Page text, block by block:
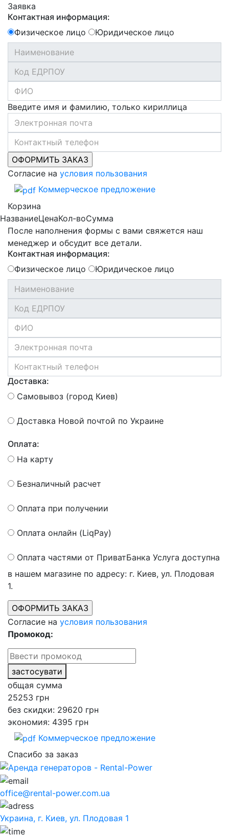
Заявка
Контактная информация:
Физическое лицо
Юридическое лицо
Введите имя и фамилию, только кириллица
Согласие на условия пользования
Коммерческое предложение
Корзина
НазваниеЦенаКол-воСумма
После наполнения формы с вами свяжется наш
менеджер и обсудит все детали.
Контактная информация:
Физическое лицо
Юридическое лицо
Доставка:
Самовывоз (город Киев)
Доставка Новой почтой по Украине
Оплата:
На карту
Безналичный расчет
Оплата при получении
Оплата онлайн (LiqPay)
Оплата частями от ПриватБанка Услуга доступна
в нашем магазине по адресу: г. Киев, ул. Плодовая
1.
Согласие на условия пользования
Промокод:
застосувати
общая сумма
25253 грн
без скидки: 29620 грн
экономия: 4395 грн
Коммерческое предложение
Спасибо за заказ
office@rental-power.com.ua
Украина, г. Киев, ул. Плодовая 1